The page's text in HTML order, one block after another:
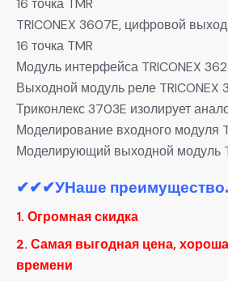
16 точка TMR
TRICONEX 3607E, цифровой
16 точка TMR
Модуль интерфейса TRICONEX
Выходной модуль реле TRICONEX
Триконлекс 3703E изолирует
Моделирование входного модуля
Моделирующий выходной модуль
✔✔✔УНаше преимущество.
1. Огромная скидка
2. Самая выгодная цена,
времени